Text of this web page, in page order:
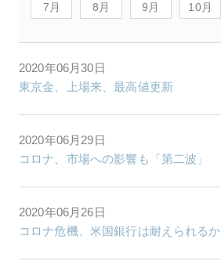
7月 8月 9月 10月
2020年06月30日
東京金、上場来、最高値更新
2020年06月29日
コロナ、市場への影響も「第二波」
2020年06月26日
コロナ危機、米国銀行は耐えられるか